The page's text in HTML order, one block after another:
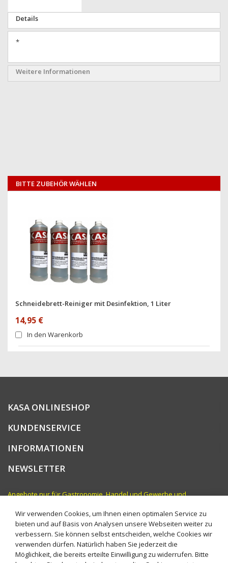
Zum
Anfang
der
Details
*
Weitere Informationen
BITTE ZUBEHÖR WÄHLEN
Schneidebrett-Reiniger mit Desinfektion, 1 Liter
14,95 €
In den Warenkorb
KASA ONLINESHOP
KUNDENSERVICE
INFORMATIONEN
NEWSLETTER
Angebote nur für Gastronomie, Handel und Gewerbe und
Wir verwenden Cookies, um Ihnen einen optimalen Service zu
bieten und auf Basis von Analysen unsere Webseiten weiter zu
verbessern. Sie können selbst entscheiden, welche Cookies wir
verwenden dürfen. Natürlich haben Sie jederzeit die
Möglichkeit, die bereits erteilte Einwilligung zu widerrufen. Bitte